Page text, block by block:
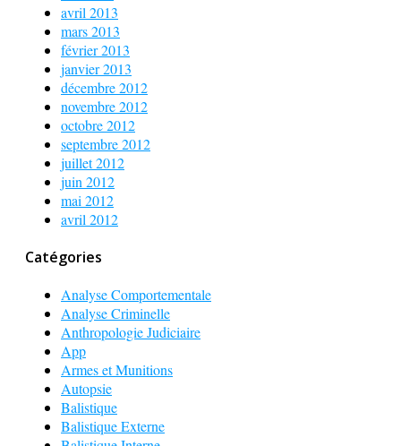
avril 2013
mars 2013
février 2013
janvier 2013
décembre 2012
novembre 2012
octobre 2012
septembre 2012
juillet 2012
juin 2012
mai 2012
avril 2012
Catégories
Analyse Comportementale
Analyse Criminelle
Anthropologie Judiciaire
App
Armes et Munitions
Autopsie
Balistique
Balistique Externe